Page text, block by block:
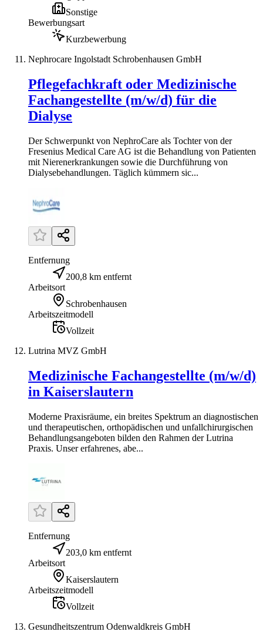
Sonstige
Bewerbungsart
Kurzbewerbung
Nephrocare Ingolstadt Schrobenhausen GmbH
Pflegefachkraft oder Medizinische
Fachangestellte (m/w/d) für die
Dialyse
Der Schwerpunkt von NephroCare als Tochter von der
Fresenius Medical Care AG ist die Behandlung von Patienten
mit Nierenerkrankungen sowie die Durchführung von
Dialysebehandlungen. Täglich kümmern sic...
Entfernung
200,8 km entfernt
Arbeitsort
Schrobenhausen
Arbeitszeitmodell
Vollzeit
Lutrina MVZ GmbH
Medizinische Fachangestellte (m/w/d)
in Kaiserslautern
Moderne Praxisräume, ein breites Spektrum an diagnostischen
und therapeutischen, orthopädischen und unfallchirurgischen
Behandlungsangeboten bilden den Rahmen der Lutrina
Praxis. Unser erfahrenes, abe...
Entfernung
203,0 km entfernt
Arbeitsort
Kaiserslautern
Arbeitszeitmodell
Vollzeit
Gesundheitszentrum Odenwaldkreis GmbH